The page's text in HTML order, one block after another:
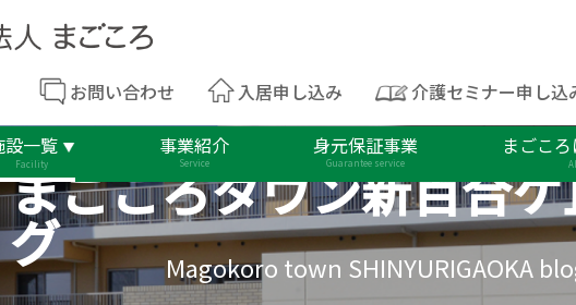
お問い合わせ 入居申し込み 介護セミナー申し込
設一覧
Facility
事業紹介
Service
身元保証事業
Guarantee service
まごこ
まごころタウン新百合
グ Magokoro town SHINYURIGAOKA